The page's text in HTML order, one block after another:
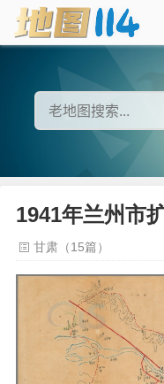
1941年兰州市
甘肃（15篇）